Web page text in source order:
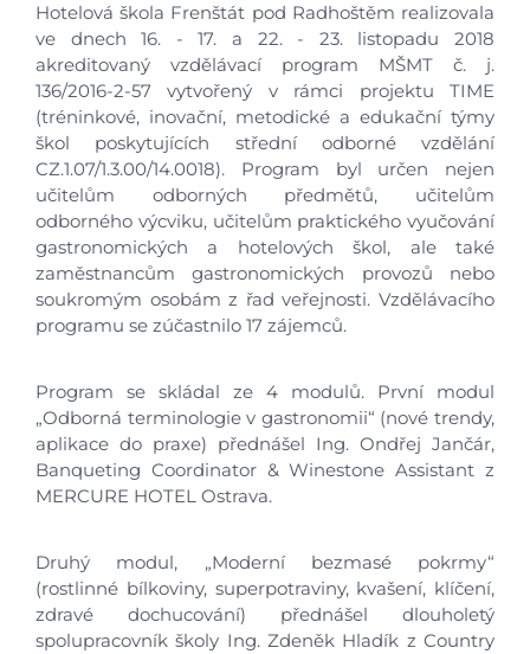
Hotelová škola Frenštát pod Radhoštěm realizovala
ve dnech 16. - 17. a 22. - 23. listopadu 2018
akreditovaný vzdělávací program MŠMT č. j.
136/2016-2-57 vytvořený v rámci projektu TIME
(tréninkové, inovační, metodické a edukační týmy
škol poskytujících střední odborné vzdělání
CZ.1.07/1.3.00/14.0018). Program byl určen nejen
učitelům odborných předmětů, učitelům
odborného výcviku, učitelům praktického vyučování
gastronomických a hotelových škol, ale také
zaměstnancům gastronomických provozů nebo
soukromým osobám z řad veřejnosti. Vzdělávacího
programu se zúčastnilo 17 zájemců.
Program se skládal ze 4 modulů. První modul
„Odborná terminologie v gastronomii“ (nové trendy,
aplikace do praxe) přednášel Ing. Ondřej Jančár,
Banqueting Coordinator & Winestone Assistant z
MERCURE HOTEL Ostrava.
Druhý modul, „Moderní bezmasé pokrmy“
(rostlinné bílkoviny, superpotraviny, kvašení, klíčení,
zdravé dochucování) přednášel dlouholetý
spolupracovník školy Ing. Zdeněk Hladík z Country